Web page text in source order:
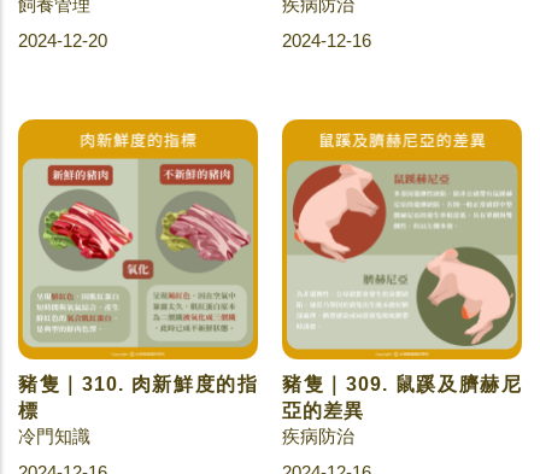
飼養管理
2024-12-20
疾病防治
2024-12-16
豬隻｜310. 肉新鮮度的指
標
冷門知識
豬隻｜309. 鼠蹊及臍赫尼
亞的差異
疾病防治